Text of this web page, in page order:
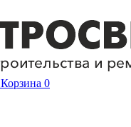
Корзина 0